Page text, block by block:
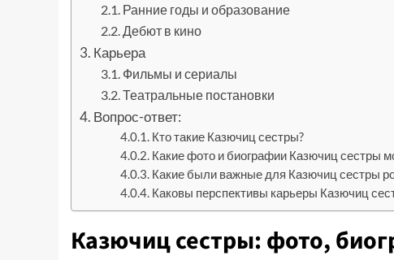
Ранние годы и образование
Дебют в кино
Карьера
Фильмы и сериалы
Театральные постановки
Вопрос-ответ:
Кто такие Казючиц сестры?
Какие фото и биографии Казючиц сестры
Какие были важные для Казючиц сестры
Каковы перспективы карьеры Казючиц
Казючиц сестры: фото,